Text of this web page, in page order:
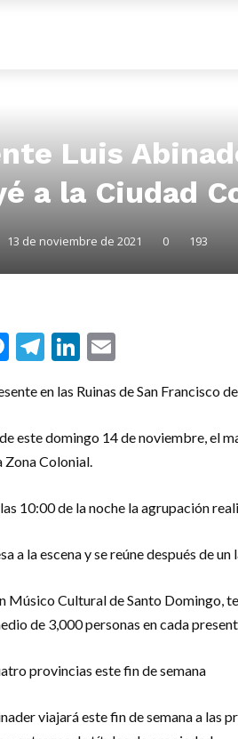
Luis
a la Ciudad
13 de noviembre de 2021 0 193
Messenger
Telegram
LinkedIn
en las Ruinas de San Francisco
este domingo 14 de noviembre, el
Zona Colonial.
10:00 de la noche la agrupación
a la escena y se reúne después de
Músico Cultural de Santo Domingo,
de 3,000 personas en cada
provincias este fin de semana
viajará este fin de semana a las